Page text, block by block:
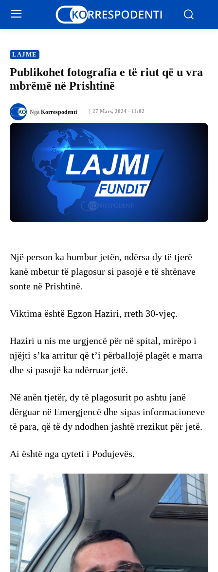
LAJME
Publikohet fotografia e të riut që u vra
mbrëmë në Prishtinë
27 Mars, 2024 - 11:02
Nga Korrespodenti
Një person ka humbur jetën, ndërsa dy të tjerë
kanë mbetur të plagosur si pasojë e të shtënave
sonte në Prishtinë.
Viktima është Egzon Haziri, rreth 30-vjeç.
Haziri u nis me urgjencë për në spital, mirëpo i
njëjti s’ka arritur që t’i përballojë plagët e marra
dhe si pasojë ka ndërruar jetë.
Në anën tjetër, dy të plagosurit po ashtu janë
dërguar në Emergjencë dhe sipas informacioneve
të para, që të dy ndodhen jashtë rrezikut për jetë.
Ai është nga qyteti i Podujevës.